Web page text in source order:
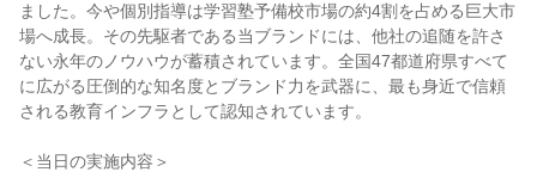
ました。今や個別指導は学習塾予備校市場の約4割を占める巨大市
場へ成長。その先駆者である当ブランドには、他社の追随を許さ
ない永年のノウハウが蓄積されています。全国47都道府県すべて
に広がる圧倒的な知名度とブランド力を武器に、最も身近で信頼
される教育インフラとして認知されています。
＜当日の実施内容＞